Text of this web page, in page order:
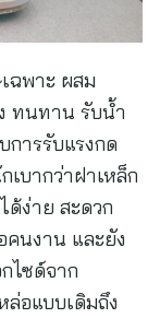
ฉพาะ ผสม
ทนทาน รับน้ำ
ารรับแรงกด
บากว่าฝาเหล็ก
ด้ง่าย สะดวก
นงาน และยัง
ไซด์จาก
ล่อแบบเดิมถึง